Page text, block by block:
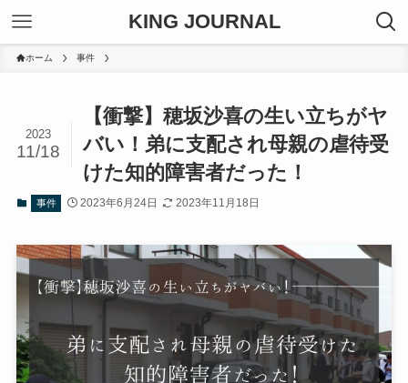
KING JOURNAL
ホーム 事件
【衝撃】穂坂沙喜の生い立ちがヤ
バい！弟に支配され母親の虐待受
けた知的障害者だった！
2023
11/18
事件 2023年6月24日 2023年11月18日